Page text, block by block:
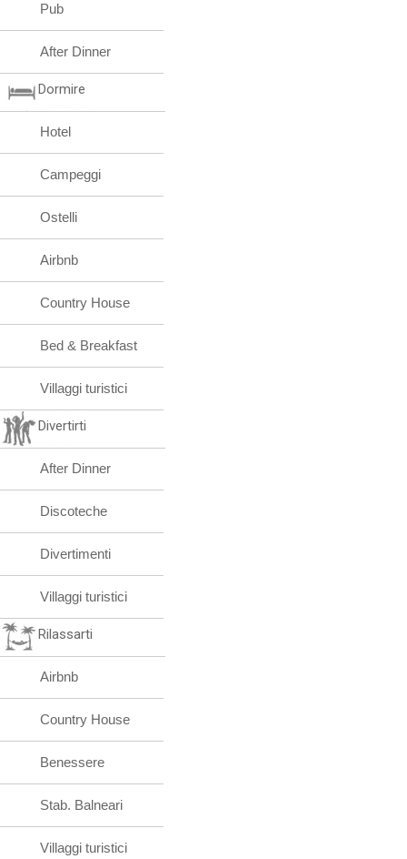
Pub
After Dinner
Dormire
Hotel
Campeggi
Ostelli
Airbnb
Country House
Bed & Breakfast
Villaggi turistici
Divertirti
After Dinner
Discoteche
Divertimenti
Villaggi turistici
Rilassarti
Airbnb
Country House
Benessere
Stab. Balneari
Villaggi turistici